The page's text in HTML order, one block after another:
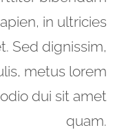
in ultricies
Sed dignissim,
metus lorem
dui sit amet
quam.